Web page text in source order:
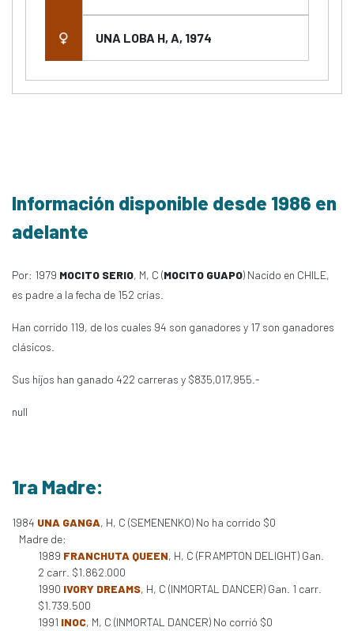
UNA LOBA H, A, 1974
Información disponible desde 1986 en
adelante
Por: 1979 MOCITO SERIO, M, C (MOCITO GUAPO) Nacido en CHILE,
es padre a la fecha de 152 crías.
Han corrido 119, de los cuales 94 son ganadores y 17 son ganadores
clásicos.
Sus hijos han ganado 422 carreras y $835,017,955.-
null
1ra Madre:
1984 UNA GANGA, H, C (SEMENENKO) No ha corrido $0
Madre de:
1989 FRANCHUTA QUEEN, H, C (FRAMPTON DELIGHT) Gan.
2 carr. $1.862.000
1990 IVORY DREAMS, H, C (INMORTAL DANCER) Gan. 1 carr.
$1.739.500
1991 INOC, M, C (INMORTAL DANCER) No corrió $0